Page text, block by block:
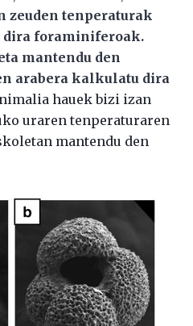
zeuden tenperaturak
foraminiferoak.
mantendu den
arabera kalkulatu dira
hauek bizi izan
uraren tenperaturaren
mantendu den